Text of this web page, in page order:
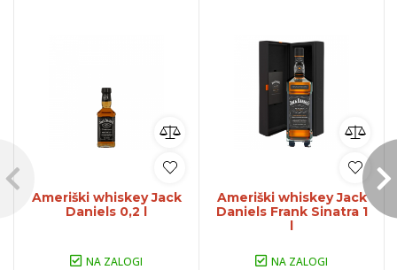
Ameriški whiskey Jack
Daniels 0,2 l
NA ZALOGI
Ameriški whiskey Jack
Daniels Frank Sinatra 1
l
NA ZALOGI